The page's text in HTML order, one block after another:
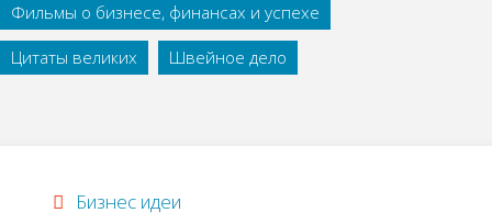
Фильмы о бизнесе, финансах и успехе
Цитаты великих
Швейное дело
Бизнес идеи